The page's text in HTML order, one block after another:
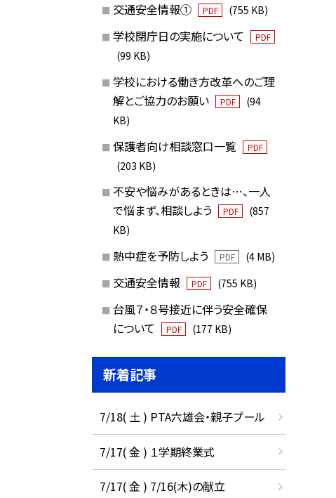
交通安全情報① PDF (755 KB)
学校閉庁日の実施について PDF
(99 KB)
学校における働き方改革へのご理
解とご協力のお願い
PDF
(94
KB)
保護者向け相談窓口一覧 PDF
(203 KB)
不安や悩みがあるときは…、一人
で悩まず、相談しよう
PDF
(857
KB)
熱中症を予防しよう PDF (4 MB)
交通安全情報 PDF (755 KB)
台風７・８号接近に伴う安全確保
について
PDF (177 KB)
新着記事
7/18( 土 ) PTA六雄会・親子プール
7/17( 金 ) １学期終業式
7/17( 金 ) 7/16(木)の献立